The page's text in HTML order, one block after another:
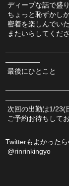
ディープな話で盛
ちょっと恥ずかし
密着を楽しんでい
またいらしてくだ
―――――
最後にひとこと
―――――
次回の出勤は1/
ご予約お待ちして
Twitterもよかった
@rinrinkingyo